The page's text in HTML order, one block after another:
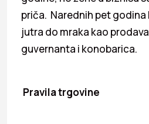
priča. Narednih pet godina
jutra do mraka kao
guvernanta i konobarica.
Pravila trgovine